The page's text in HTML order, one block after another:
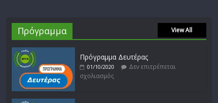
Πρόγραμμα View All
Πρόγραμμα Δευτέρας
01/10/2020
Δεν επιτρέπεται
σχολιασμός